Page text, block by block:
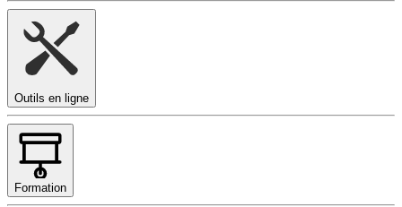
Outils en ligne
Formation